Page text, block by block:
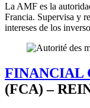
La AMF es la
Francia. Supervisa y
intereses de los
FINANCIAL
(FCA) –